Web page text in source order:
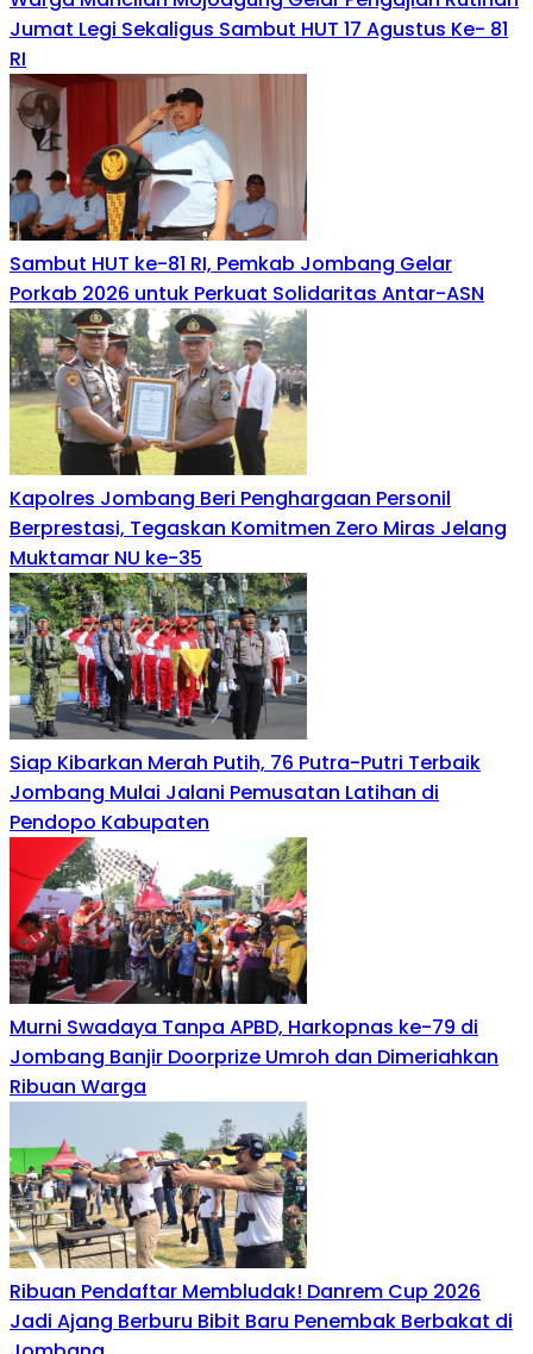
Jumat Legi Sekaligus Sambut HUT 17 Agustus Ke- 81
RI
Sambut HUT ke-81 RI, Pemkab Jombang Gelar
Porkab 2026 untuk Perkuat Solidaritas Antar-ASN
Kapolres Jombang Beri Penghargaan Personil
Berprestasi, Tegaskan Komitmen Zero Miras Jelang
Muktamar NU ke-35
Siap Kibarkan Merah Putih, 76 Putra-Putri Terbaik
Jombang Mulai Jalani Pemusatan Latihan di
Pendopo Kabupaten
Murni Swadaya Tanpa APBD, Harkopnas ke-79 di
Jombang Banjir Doorprize Umroh dan Dimeriahkan
Ribuan Warga
Ribuan Pendaftar Membludak! Danrem Cup 2026
Jadi Ajang Berburu Bibit Baru Penembak Berbakat di